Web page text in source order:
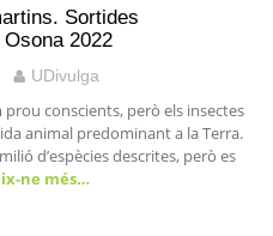
Sortides
2022
UDivulga
conscients, però els insectes
animal predominant a la Terra.
d’espècies descrites, però es
ne més…